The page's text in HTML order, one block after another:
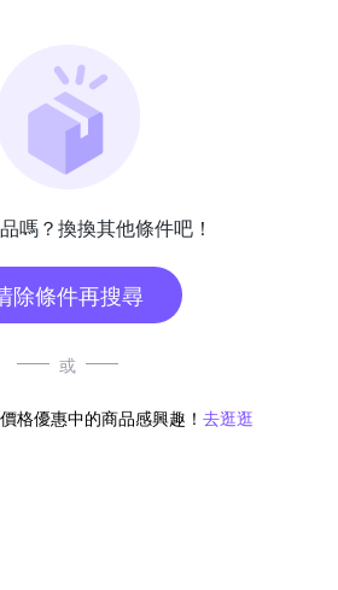
嗎？換換其他條件吧！
除條件再搜尋
或
格優惠中的商品感興趣！ 去逛逛